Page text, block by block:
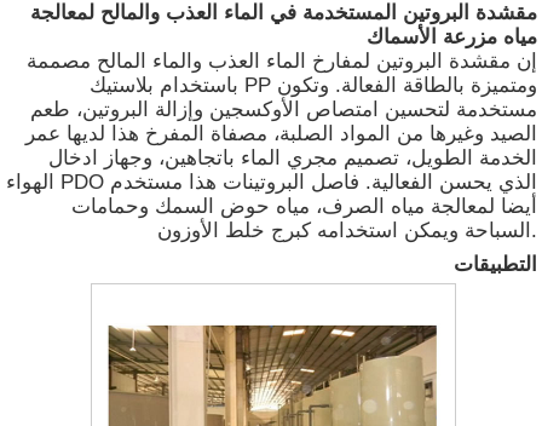
مقشدة البروتين المستخدمة في الماء العذب والمالح لمعالجة
مياه مزرعة الأسماك
إن مقشدة البروتين لمفارخ الماء العذب والماء المالح مصممة
باستخدام بلاستيك PP ومتميزة بالطاقة الفعالة. وتكون
مستخدمة لتحسين امتصاص الأوكسجين وإزالة البروتين، طعم
الصيد وغيرها من المواد الصلبة، مصفاة المفرخ هذا لديها عمر
الخدمة الطويل، تصميم مجري الماء باتجاهين، وجهاز ادخال
الهواء PDO الذي يحسن الفعالية. فاصل البروتينات هذا مستخدم
أيضا لمعالجة مياه الصرف، مياه حوض السمك وحمامات
السباحة ويمكن استخدامه كبرج خلط الأوزون.
التطبيقات